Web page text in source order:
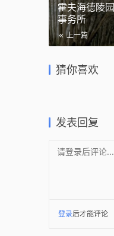
霍夫海德陵
事务所
上一篇
猜你喜欢
维多利亚与
| 6a 建筑事务
Studio | 6a
发表回复
请登录后评论...
登录后才能评论